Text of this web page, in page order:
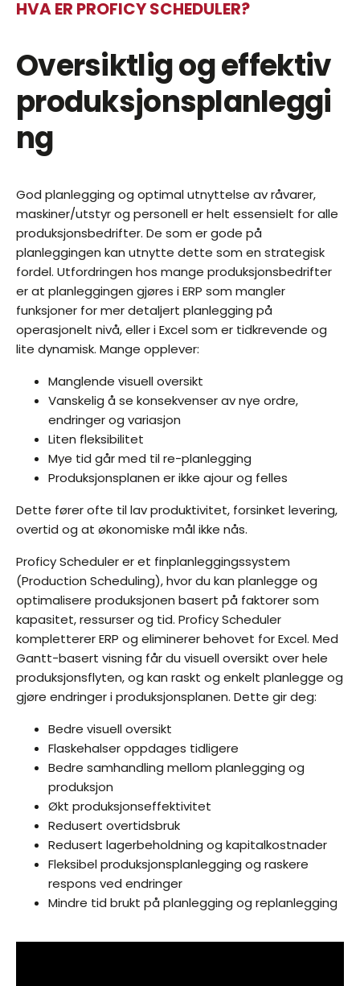
HVA ER PROFICY SCHEDULER?
Oversiktlig og effektiv
produksjonsplanleggi
ng
God planlegging og optimal utnyttelse av råvarer,
maskiner/utstyr og personell er helt essensielt for alle
produksjonsbedrifter. De som er gode på
planleggingen kan utnytte dette som en strategisk
fordel. Utfordringen hos mange produksjonsbedrifter
er at planleggingen gjøres i ERP som mangler
funksjoner for mer detaljert planlegging på
operasjonelt nivå, eller i Excel som er tidkrevende og
lite dynamisk. Mange opplever:
Manglende visuell oversikt
Vanskelig å se konsekvenser av nye ordre,
endringer og variasjon
Liten fleksibilitet
Mye tid går med til re-planlegging
Produksjonsplanen er ikke ajour og felles
Dette fører ofte til lav produktivitet, forsinket levering,
overtid og at økonomiske mål ikke nås.
Proficy Scheduler er et finplanleggingssystem
(Production Scheduling), hvor du kan planlegge og
optimalisere produksjonen basert på faktorer som
kapasitet, ressurser og tid. Proficy Scheduler
kompletterer ERP og eliminerer behovet for Excel. Med
Gantt-basert visning får du visuell oversikt over hele
produksjonsflyten, og kan raskt og enkelt planlegge og
gjøre endringer i produksjonsplanen. Dette gir deg:
Bedre visuell oversikt
Flaskehalser oppdages tidligere
Bedre samhandling mellom planlegging og
produksjon
Økt produksjonseffektivitet
Redusert overtidsbruk
Redusert lagerbeholdning og kapitalkostnader
Fleksibel produksjonsplanlegging og raskere
respons ved endringer
Mindre tid brukt på planlegging og replanlegging